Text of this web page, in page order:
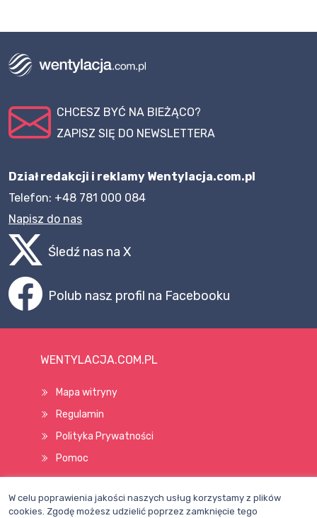
CHCESZ BYĆ NA BIEŻĄCO?
ZAPISZ SIĘ DO NEWSLETTERA
Dział redakcji i reklamy Wentylacja.com.pl
Telefon: +48 781 000 084
Napisz do nas
Śledź nas na X
Polub nasz profil na Facebooku
WENTYLACJA.COM.PL
Mapa witryny
Regulamin
Polityka Prywatności
Pomoc
Wszelkie prawa zastrzeżone © 1998–2026
W celu poprawienia jakości naszych usług korzystamy z plików
cookies. Zgodę możesz udzielić poprzez zamknięcie tego